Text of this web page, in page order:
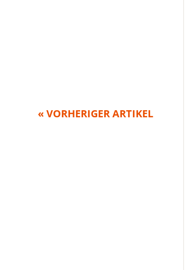
« VORHERIGER ARTIKEL